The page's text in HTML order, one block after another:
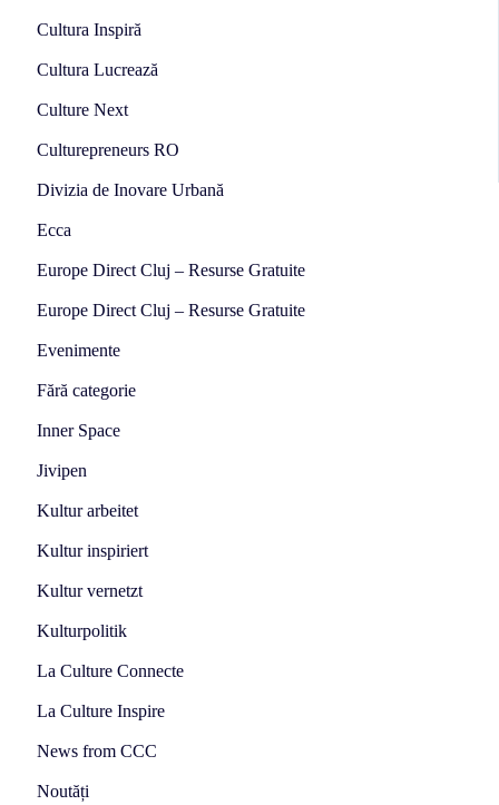
Cultura Inspiră
Cultura Lucrează
Culture Next
Culturepreneurs RO
Divizia de Inovare Urbană
Ecca
Europe Direct Cluj – Resurse Gratuite
Europe Direct Cluj – Resurse Gratuite
Evenimente
Fără categorie
Inner Space
Jivipen
Kultur arbeitet
Kultur inspiriert
Kultur vernetzt
Kulturpolitik
La Culture Connecte
La Culture Inspire
News from CCC
Noutăți